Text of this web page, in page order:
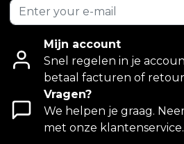
Mijn account
Snel regelen in je
betaal facturen of
Vragen?
We helpen je graag.
met onze klantenservice.